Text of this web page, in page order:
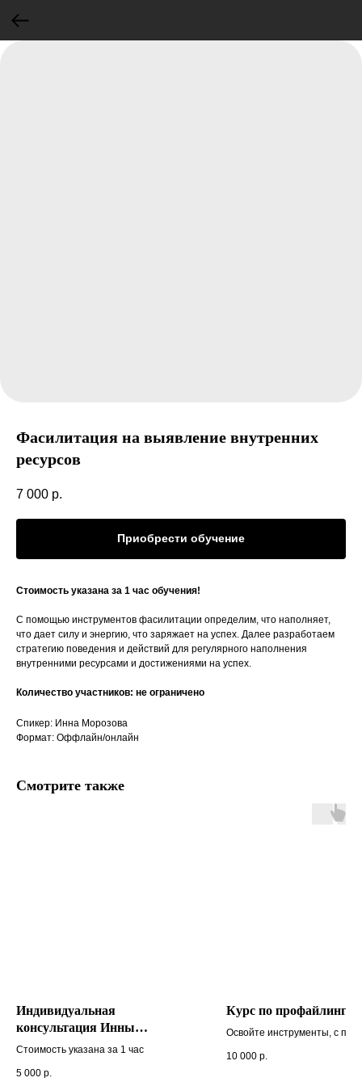
Фасилитация на выявление внутренних
ресурсов
7 000 р.
Приобрести обучение
Стоимость указана за 1 час обучения!
С помощью инструментов фасилитации определим, что наполняет,
что дает силу и энергию, что заряжает на успех. Далее разработаем
стратегию поведения и действий для регулярного наполнения
внутренними ресурсами и достижениями на успех.
Количество участников: не ограничено
Спикер: Инна Морозова
Формат: Оффлайн/онлайн
Смотрите также
Индивидуальная
консультация Инны
Морозовой
Стоимость указана за 1 час
5 000 р.
Курс по профайлингу
Освойте инструменты, с
разбираться в психологии
10 000 р.